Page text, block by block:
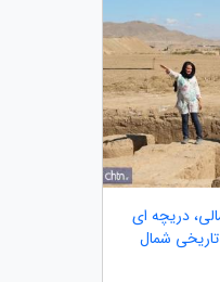
دریچه ای
شمال